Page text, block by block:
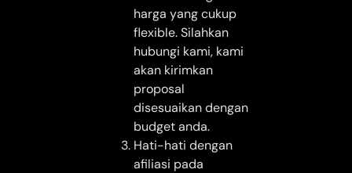
harga yang cukup
flexible. Silahkan
hubungi kami, kami
akan kirimkan
proposal
disesuaikan dengan
budget anda.
Hati-hati dengan
afiliasi pada